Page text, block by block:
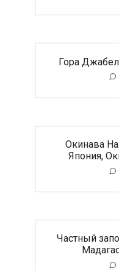
Гора
Окинава
Япония,
Частный